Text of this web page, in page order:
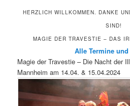
HERZLICH WILLKOMMEN. DANKE
SIND!
MAGIE DER TRAVESTIE – DAS
Alle Termine
Magie der Travestie – Die Nacht der
Mannheim am 14.04. & 15.04.2024